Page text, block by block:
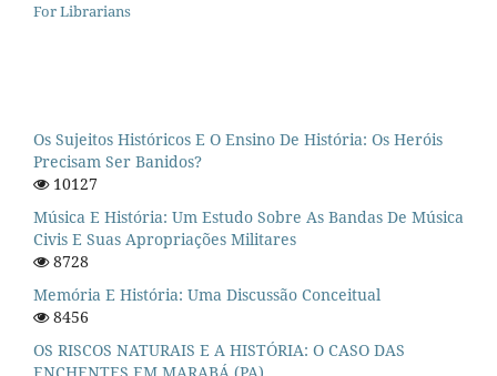
For Librarians
Os Sujeitos Históricos E O Ensino De História: Os Heróis
Precisam Ser Banidos?
10127
Música E História: Um Estudo Sobre As Bandas De Música
Civis E Suas Apropriações Militares
8728
Memória E História: Uma Discussão Conceitual
8456
OS RISCOS NATURAIS E A HISTÓRIA: O CASO DAS